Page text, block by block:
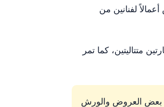
لفنانين من
متتاليتين، كما تمر
بعض العروض والورش